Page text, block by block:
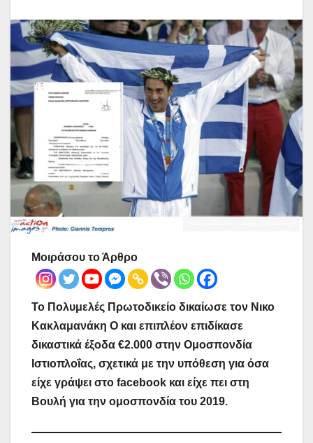
Μοιράσου το Άρθρο
Το Πολυμελές Πρωτοδικείο δικαίωσε τον Νικο
Κακλαμανάκη Ο και επιπλέον επιδίκασε
δικαστικά έξοδα €2.000 στην Ομοσπονδία
Ιστιοπλοΐας, σχετικά με την υπόθεση για όσα
είχε γράψει στο facebook και είχε πει στη
Βουλή για την ομοσπονδία του 2019.